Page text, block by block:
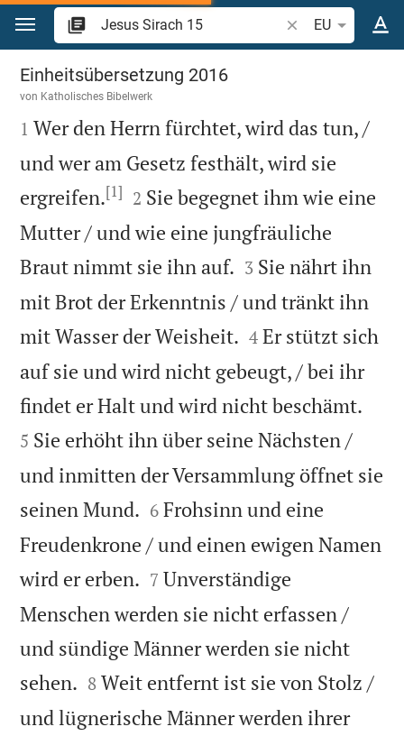
Zum Inhalt springen
Bibelstelle oder
EU
Jesus Sirach 15
Einheitsübersetzung 2016
von Katholisches Bibelwerk

1 Wer den Herrn fürchtet, wird das tun, /
und wer am Gesetz festhält, wird sie
ergreifen.[1] 

2 Sie begegnet ihm wie eine
Mutter / und wie eine jungfräuliche
Braut nimmt sie ihn auf. 

3 Sie nährt ihn
mit Brot der Erkenntnis / und tränkt ihn
mit Wasser der Weisheit. 

4 Er stützt sich
auf sie und wird nicht gebeugt, / bei ihr
findet er Halt und wird nicht beschämt.
5 Sie erhöht ihn über seine Nächsten /
und inmitten der Versammlung öffnet sie
seinen Mund. 

6 Frohsinn und eine
Freudenkrone / und einen ewigen Namen
wird er erben. 

7 Unverständige
Menschen werden sie nicht erfassen /
und sündige Männer werden sie nicht
sehen. 

8 Weit entfernt ist sie von Stolz /
und lügnerische Männer werden ihrer